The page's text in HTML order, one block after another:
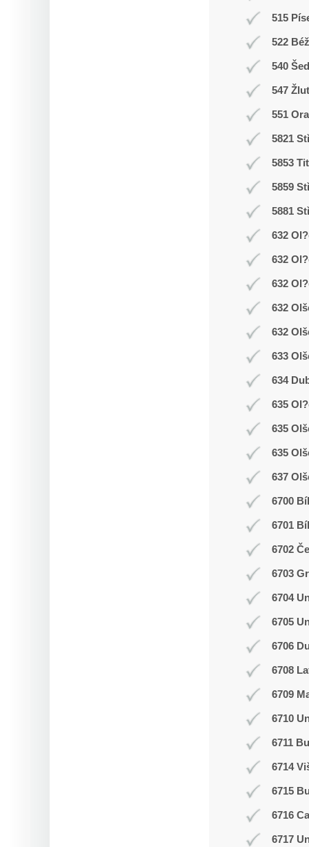
515
522
540
547
551
5821
5853
5859
5881
632
632
632
632
632
633
634
635
635
635
637
6700
6701
6702
6703
6704
6705
6706
6708
6709
6710
6711
6714
6715
6716
6717